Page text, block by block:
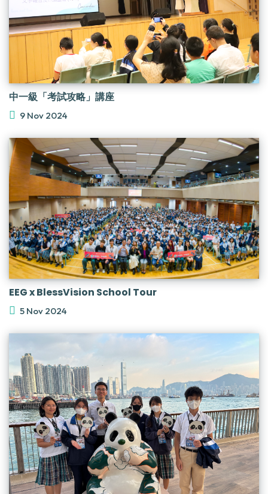
中一級「考試攻略」講座
9 Nov 2024
EEG x BlessVision School Tour
5 Nov 2024